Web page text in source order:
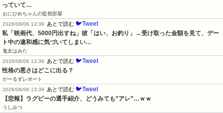
っていて…
おにひめちゃんの監視部屋
2026/08/06 13:39
あとで読む 🐦Tweet
私「映画代、5000円出すね」彼「はい、お釣り」→受け取った金額を見て、デー
ト中の違和感に気づいてしまい…
鬼女はみた
2026/08/06 13:39
あとで読む 🐦Tweet
性格の悪さはどこに出る？
がーるずレポート
2026/08/06 13:39
あとで読む 🐦Tweet
【悲報】ラグビーの選手紹介、どうみても”アレ”…ｗｗ
うしみつ